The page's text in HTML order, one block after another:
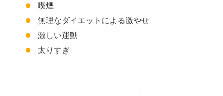
喫煙
無理なダイエットによる激やせ
激しい運動
太りすぎ